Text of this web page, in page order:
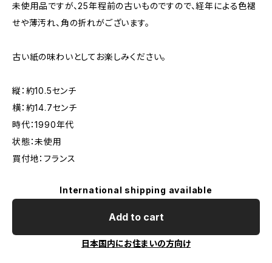
未使用品ですが、25年程前の古いものですので、経年による色褪
せや薄汚れ、角の折れがございます。
古い紙の味わいとしてお楽しみください。
縦：約10.5センチ
横：約14.7センチ
時代：1990年代
状態：未使用
買付地：フランス
International shipping available
Add to cart
日本国内にお住まいの方向け